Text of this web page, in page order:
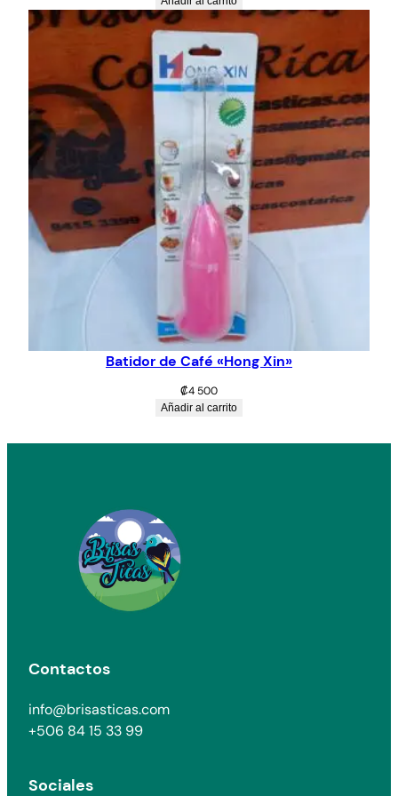
Batidor de Café «Hong Xin»
₡4 500
Añadir al carrito
Contactos
info@brisasticas.com
+506 84 15 33 99
Sociales